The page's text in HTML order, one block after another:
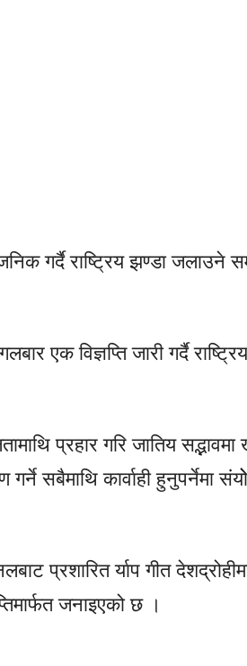
गर्दै राष्ट्रिय झण्डा जलाउने
एक विज्ञप्ति जारी गर्दै
प्रहार गरि जातिय
सबैमाथि कार्वाही हुनुपर्नेमा
प्रशारित र्याप गीत
जनाइएको छ ।